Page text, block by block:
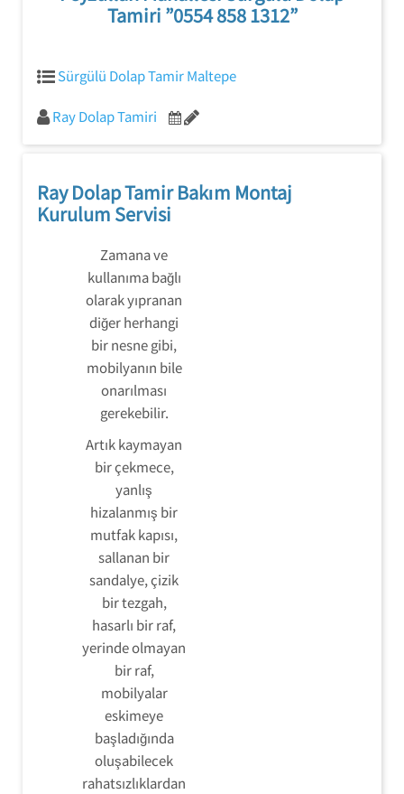
Tamiri ”0554 858 1312”
Sürgülü Dolap Tamir Maltepe
Ray Dolap Tamiri
Ray Dolap Tamir Bakım Montaj
Kurulum Servisi
Zamana ve
kullanıma bağlı
olarak yıpranan
diğer herhangi
bir nesne gibi,
mobilyanın bile
onarılması
gerekebilir.
Artık kaymayan
bir çekmece,
yanlış
hizalanmış bir
mutfak kapısı,
sallanan bir
sandalye, çizik
bir tezgah,
hasarlı bir raf,
yerinde olmayan
bir raf,
mobilyalar
eskimeye
başladığında
oluşabilecek
rahatsızlıklardan